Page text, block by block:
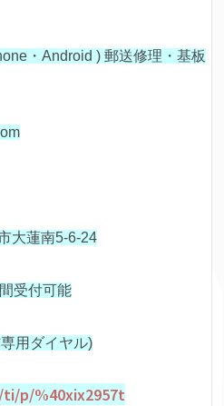
・Android ) 郵送修理・基板
大蓮南5-6-24
受付可能
用ダイヤル)
p/%40xix2957t